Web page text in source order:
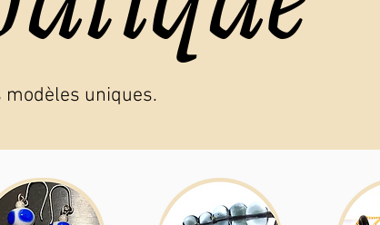
modèles uniques.